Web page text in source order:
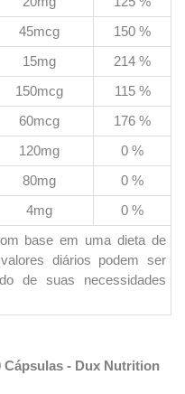
45mcg
150 %
15mg
214 %
150mcg
115 %
60mcg
176 %
120mg
0 %
80mg
0 %
4mg
0 %
base em uma dieta de
diários podem ser
de suas necessidades
Cápsulas - Dux Nutrition